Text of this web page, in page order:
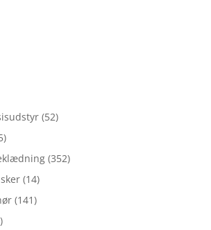
(52)
(352)
(14)
(141)